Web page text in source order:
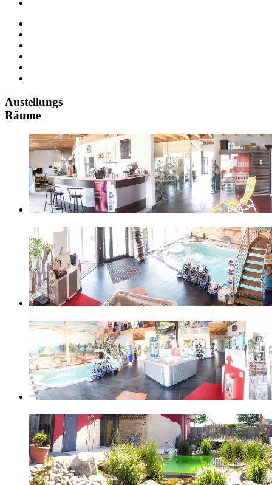
Austellungs
Räume